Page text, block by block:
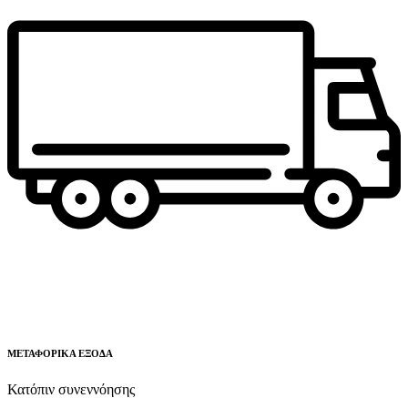
ΜΕΤΑΦΟΡΙΚΑ ΕΞΟΔΑ
Κατόπιν συνεννόησης